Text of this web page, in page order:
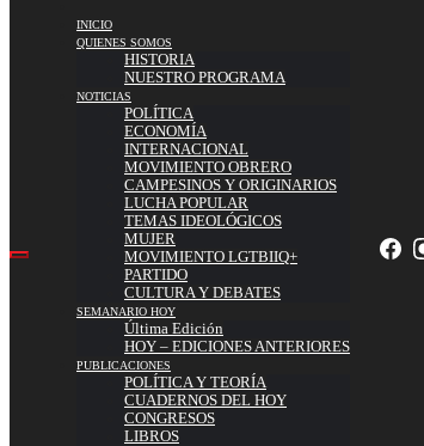
INICIO
QUIENES SOMOS
HISTORIA
NUESTRO PROGRAMA
NOTICIAS
POLÍTICA
ECONOMÍA
INTERNACIONAL
MOVIMIENTO OBRERO
CAMPESINOS Y ORIGINARIOS
LUCHA POPULAR
TEMAS IDEOLÓGICOS
MUJER
MOVIMIENTO LGTBIIQ+
PARTIDO
CULTURA Y DEBATES
SEMANARIO HOY
Última Edición
HOY – EDICIONES ANTERIORES
PUBLICACIONES
POLÍTICA Y TEORÍA
CUADERNOS DEL HOY
CONGRESOS
LIBROS